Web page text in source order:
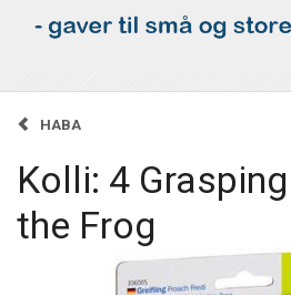
HABA
Kolli: 4
the Frog